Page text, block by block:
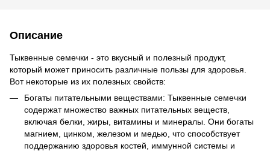
Описание
Тыквенные семечки - это вкусный и полезный продукт,
который может приносить различные пользы для здоровья.
Вот некоторые из их полезных свойств:
Богаты питательными веществами: Тыквенные семечки
содержат множество важных питательных веществ,
включая белки, жиры, витамины и минералы. Они богаты
магнием, цинком, железом и медью, что способствует
поддержанию здоровья костей, иммунной системы и